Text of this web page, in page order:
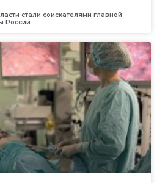
стали соискателями главной
России